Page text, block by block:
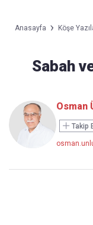
Anasayfa Köşe
Sabah
Osman
Takip